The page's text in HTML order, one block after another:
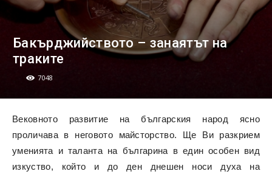
Бакърджийството – занаятът на
траките
7048
Вековното развитие на българския народ ясно
проличава в неговото майсторство. Ще Ви разкрием
уменията и таланта на българина в един особен вид
изкуство, който и до ден днешен носи духа на